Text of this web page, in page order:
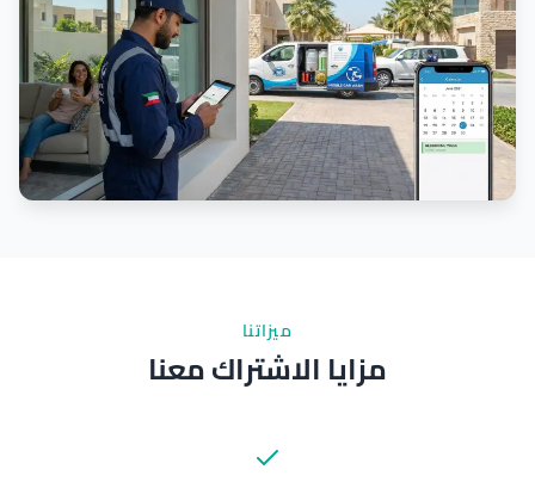
ميزاتنا
مزايا الاشتراك معنا